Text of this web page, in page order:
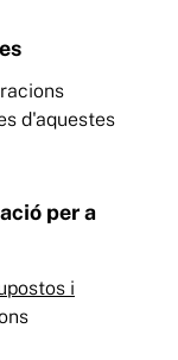
d'aquestes
per a
i